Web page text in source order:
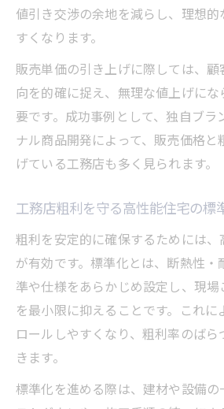
値引き交渉の余地を減らし、理想
すくなります。
販売単価の引き上げに際しては、
向を的確に捉え、無理な値上げに
要です。成功事例として、独自ブラ
ナル商品開発によって、販売価格
げている工務店も多く見られます。
工務店粗利を守る高性能住宅の標
粗利を安定的に確保するためには
が有効です。標準化とは、断熱性
準や仕様をあらかじめ設定し、現
を最小限に抑えることです。これに
ロールしやすくなり、粗利率のば
きます。
標準化を進める際は、建材や設備